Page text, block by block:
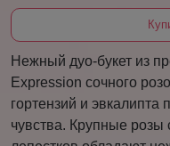
Нежный дуо-букет из
Expression сочного
гортензий и
чувства. Крупные